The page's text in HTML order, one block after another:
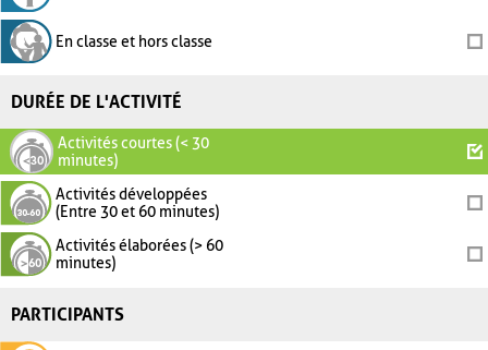
En classe et hors classe
DURÉE DE L'ACTIVITÉ
Activités courtes (< 30
minutes)
Activités développées
(Entre 30 et 60 minutes)
Activités élaborées (> 60
minutes)
PARTICIPANTS